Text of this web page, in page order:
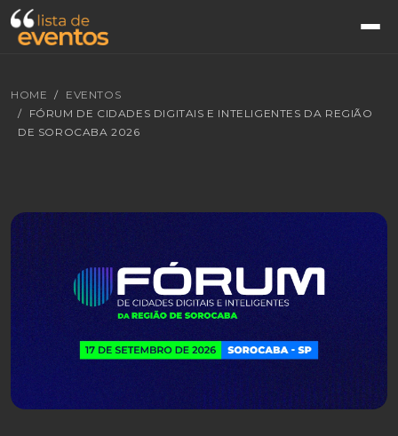
HOME
EVENTOS
FÓRUM DE CIDADES DIGITAIS E INTELIGENTES DA REGIÃO
DE SOROCABA 2026